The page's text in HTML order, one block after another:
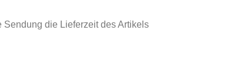
die Lieferzeit des Artikels